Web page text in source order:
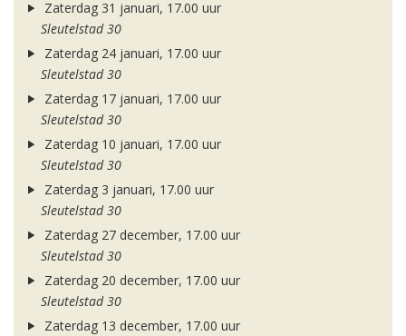
Zaterdag 31 januari, 17.00 uur
Sleutelstad 30
Zaterdag 24 januari, 17.00 uur
Sleutelstad 30
Zaterdag 17 januari, 17.00 uur
Sleutelstad 30
Zaterdag 10 januari, 17.00 uur
Sleutelstad 30
Zaterdag 3 januari, 17.00 uur
Sleutelstad 30
Zaterdag 27 december, 17.00 uur
Sleutelstad 30
Zaterdag 20 december, 17.00 uur
Sleutelstad 30
Zaterdag 13 december, 17.00 uur